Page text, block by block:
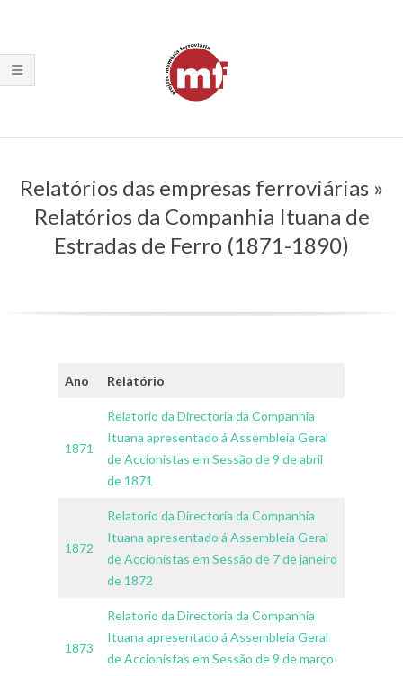
content
Menu
Relatórios das empresas ferroviárias »
Relatórios da Companhia Ituana de
Estradas de Ferro (1871-1890)
Ano Relatório
1871
Relatorio da Directoria da Companhia
Ituana apresentado á Assembleia Geral
de Accionistas em Sessão de 9 de abril
de 1871
1872
Relatorio da Directoria da Companhia
Ituana apresentado á Assembleia Geral
de Accionistas em Sessão de 7 de janeiro
de 1872
1873
Relatorio da Directoria da Companhia
Ituana apresentado á Assembleia Geral
de Accionistas em Sessão de 9 de março